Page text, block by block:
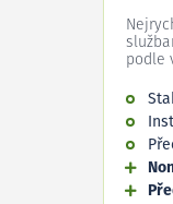
podle